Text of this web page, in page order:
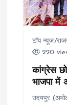
टॉप न्यूज/
220
कांग्रेस
भाजपा में
उदयपुर